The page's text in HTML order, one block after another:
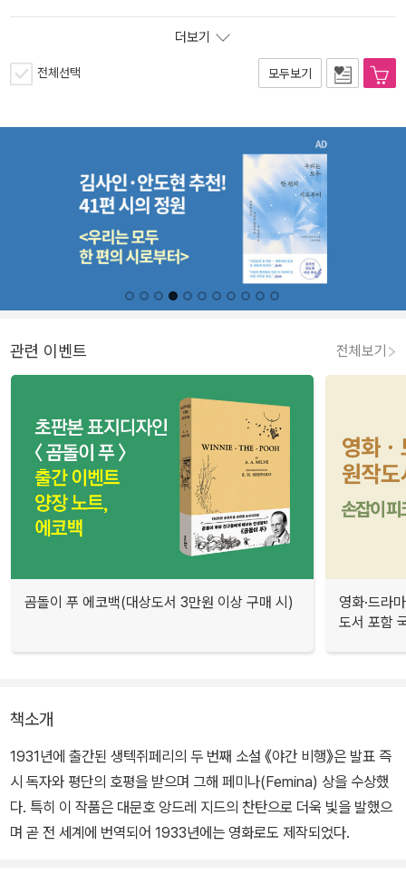
더보기
전체선택 모두보기
관련 이벤트 전체보기
곰돌이 푸 에코백(대상도서 3만원 이상 구매 시)
영화·드라
도서 포함
책소개
1931년에 출간된 생텍쥐페리의 두 번째 소설 《야간 비행》은 발표 즉
시 독자와 평단의 호평을 받으며 그해 페미나(Femina) 상을 수상했
다. 특히 이 작품은 대문호 앙드레 지드의 찬탄으로 더욱 빛을 발했으
며 곧 전 세계에 번역되어 1933년에는 영화로도 제작되었다.